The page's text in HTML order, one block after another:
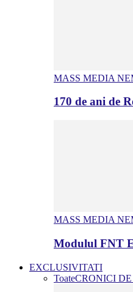
MASS MEDIA
170 de ani de
MASS MEDIA
Modulul FNT
EXCLUSIVITATI
ToateCRONICI